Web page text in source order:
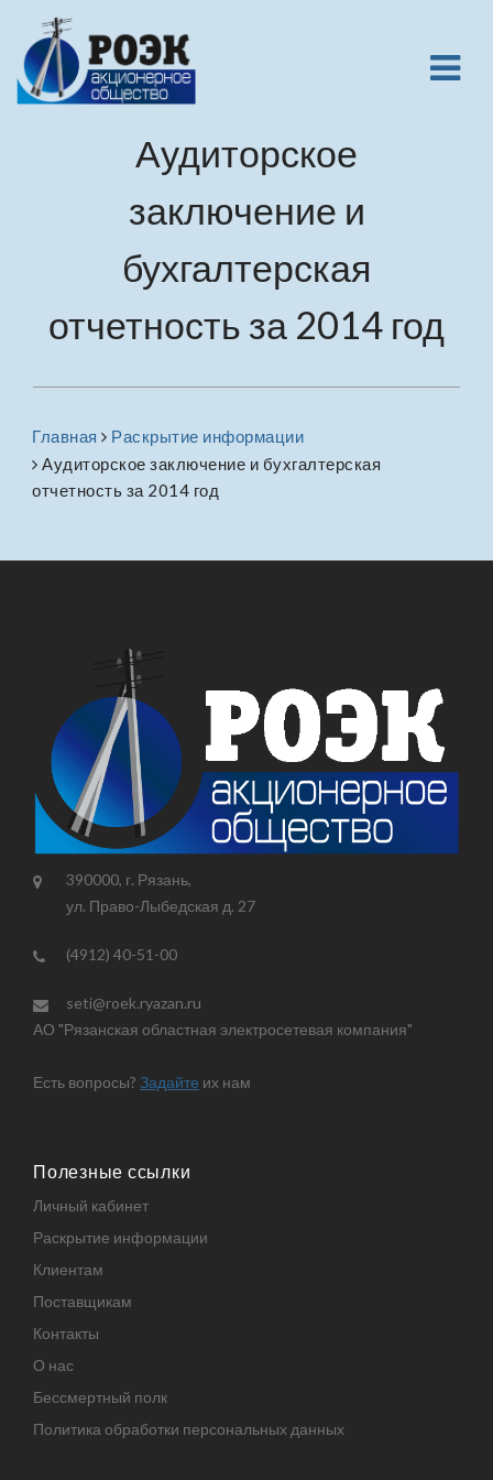
Аудиторское
заключение и
бухгалтерская
отчетность за 2014 год
Главная
Раскрытие информации
Аудиторское заключение и бухгалтерская
отчетность за 2014 год
390000, г. Рязань,
ул. Право-Лыбедская д. 27
(4912) 40-51-00
seti@roek.ryazan.ru
АО "Рязанская областная электросетевая компания"
Есть вопросы? Задайте их нам
Полезные ссылки
Личный кабинет
Раскрытие информации
Клиентам
Поставщикам
Контакты
О нас
Бессмертный полк
Политика обработки персональных данных